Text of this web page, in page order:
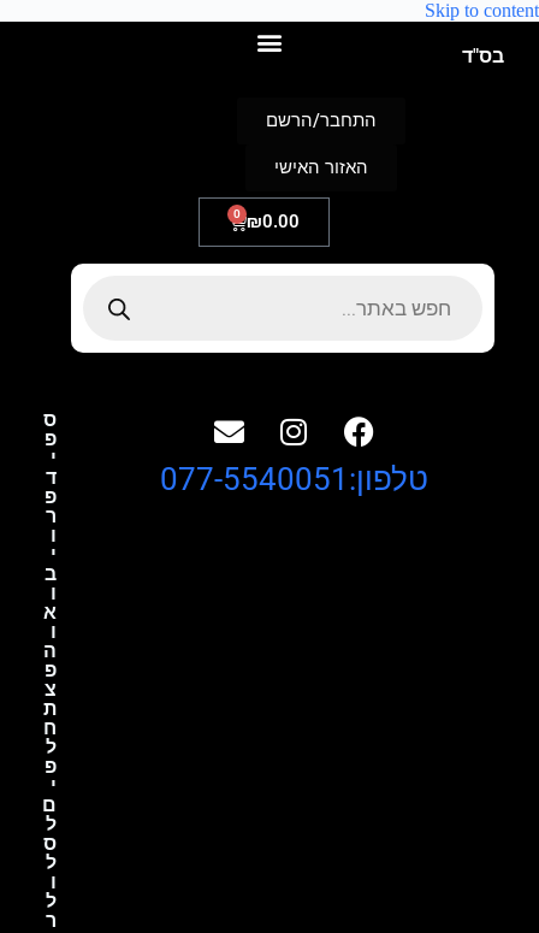
Skip to content
בס"ד
₪0.00
0
התחבר/הרשם
האזור האישי
ס
פ
י
ד
פ
ר
ו
י
ב
ו
א
ו
ה
פ
צ
ת
ח
ל
פ
י
ם
ל
ס
ל
ו
ל
ר
טלפון:077-5540051